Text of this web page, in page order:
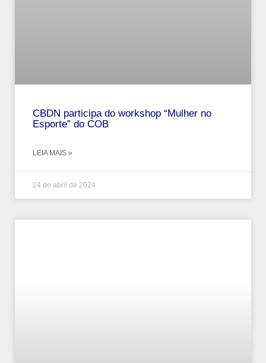
CBDN participa do workshop “Mulher no
Esporte” do COB
LEIA MAIS »
24 de abril de 2024